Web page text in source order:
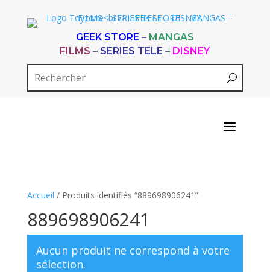
GEEK STORE – MANGAS
FILMS – SERIES TELE – DISNEY
Accueil / Produits identifiés “889698906241”
889698906241
Aucun produit ne correspond à votre
sélection.